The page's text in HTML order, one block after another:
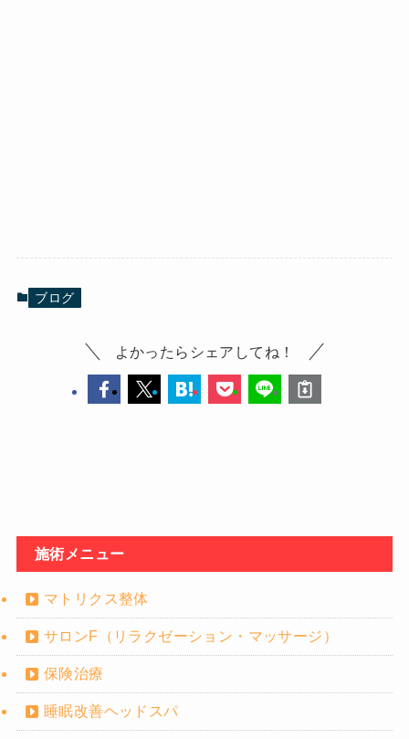
ブログ
よかったらシェアしてね！
施術メニュー
マトリクス整体
サロンF（リラクゼーション・マッサージ）
保険治療
睡眠改善ヘッドスパ